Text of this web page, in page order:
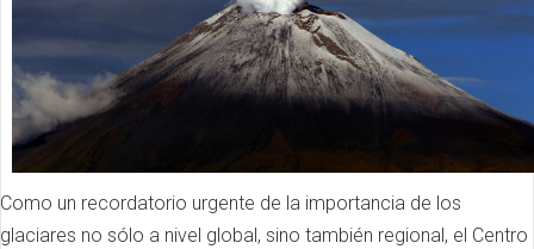
Como un recordatorio urgente de la importancia de los
glaciares no sólo a nivel global, sino también regional, el Centro